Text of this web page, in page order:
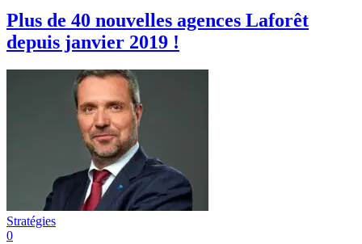
Plus de 40 nouvelles agences Laforêt
depuis janvier 2019 !
Stratégies
0